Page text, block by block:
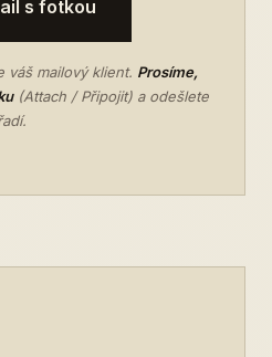
s fotkou
váš mailový klient. Prosíme,
(Attach / Připojit) a odešlete